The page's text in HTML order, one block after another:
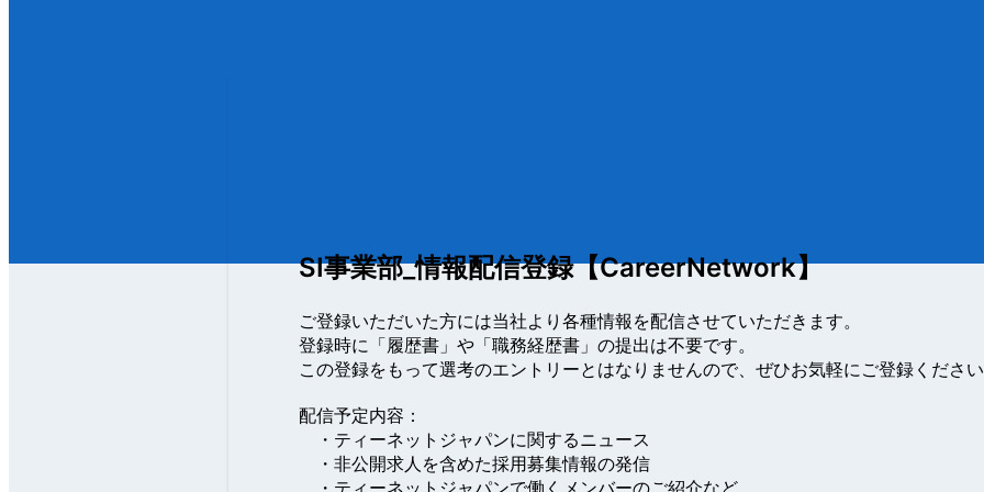
SI事業部_情報配信登録【CareerNetwork】
ご登録いただいた方には当社より各種情報を配信させていただきます。
登録時に「履歴書」や「職務経歴書」の提出は不要です。
この登録をもって選考のエントリーとはなりませんので、ぜひお気軽にご登録くださ
配信予定内容：
・ティーネットジャパンに関するニュース
・非公開求人を含めた採用募集情報の発信
・ティーネットジャパンで働くメンバーのご紹介など